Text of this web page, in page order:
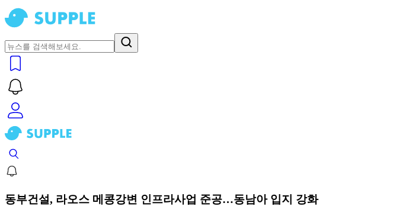
동부건설, 라오스 메콩강변 인프라사업 준공…동남아 입지 강화